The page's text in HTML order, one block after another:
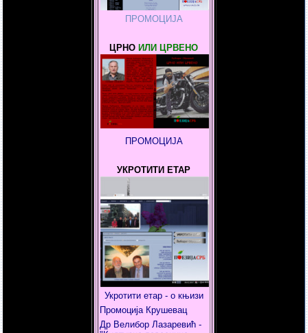
ПРОМОЦИЈА
ЦРНО ИЛИ ЦРВЕНО
ПРОМОЦИЈА
УКРОТИТИ ЕТАР
Укротити етар - о књизи
Промоција Крушевац
Др Велибор Лазаревић -